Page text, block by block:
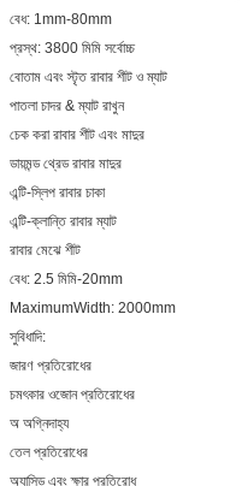
বেধ: 1mm-80mm
প্রস্থ: 3800 মিমি সর্বোচ্চ
বোতাম এবং স্টৃত রাবার শীট ও ম্যাট
পাতলা চাদর & ম্যাট রাখুন
চেক করা রাবার শীট এবং মাদুর
ডায়মন্ড থ্রেড রাবার মাদুর
এন্টি-স্লিপ রাবার চাকা
এন্টি-ক্লান্তি রাবার ম্যাট
রাবার মেঝে শীট
বেধ: 2.5 মিমি-20mm
MaximumWidth: 2000mm
সুবিধাদি:
জারণ প্রতিরোধের
চমৎকার ওজোন প্রতিরোধের
অ অগ্নিদাহ্য
তেল প্রতিরোধের
অ্যাসিড এবং ক্ষার প্রতিরোধ